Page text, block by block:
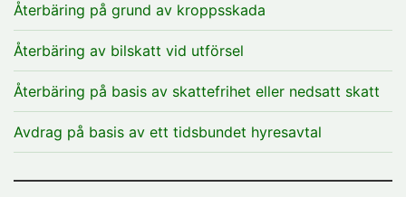
Återbäring på grund av kroppsskada
Återbäring av bilskatt vid utförsel
Återbäring på basis av skattefrihet eller nedsatt skatt
Avdrag på basis av ett tidsbundet hyresavtal